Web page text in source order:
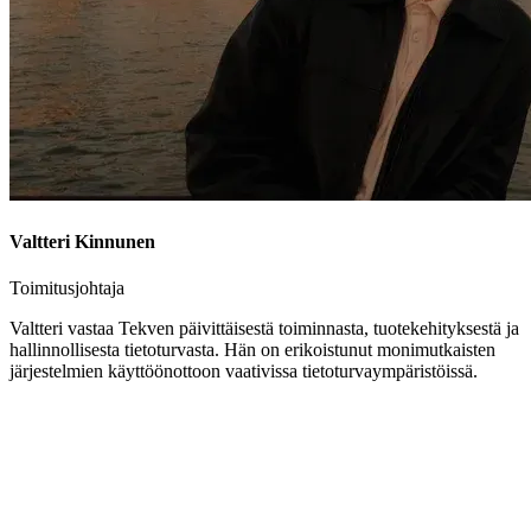
Valtteri Kinnunen
Toimitusjohtaja
Valtteri vastaa Tekven päivittäisestä toiminnasta, tuotekehityksestä ja
hallinnollisesta tietoturvasta. Hän on erikoistunut monimutkaisten
järjestelmien käyttöönottoon vaativissa tietoturvaympäristöissä.